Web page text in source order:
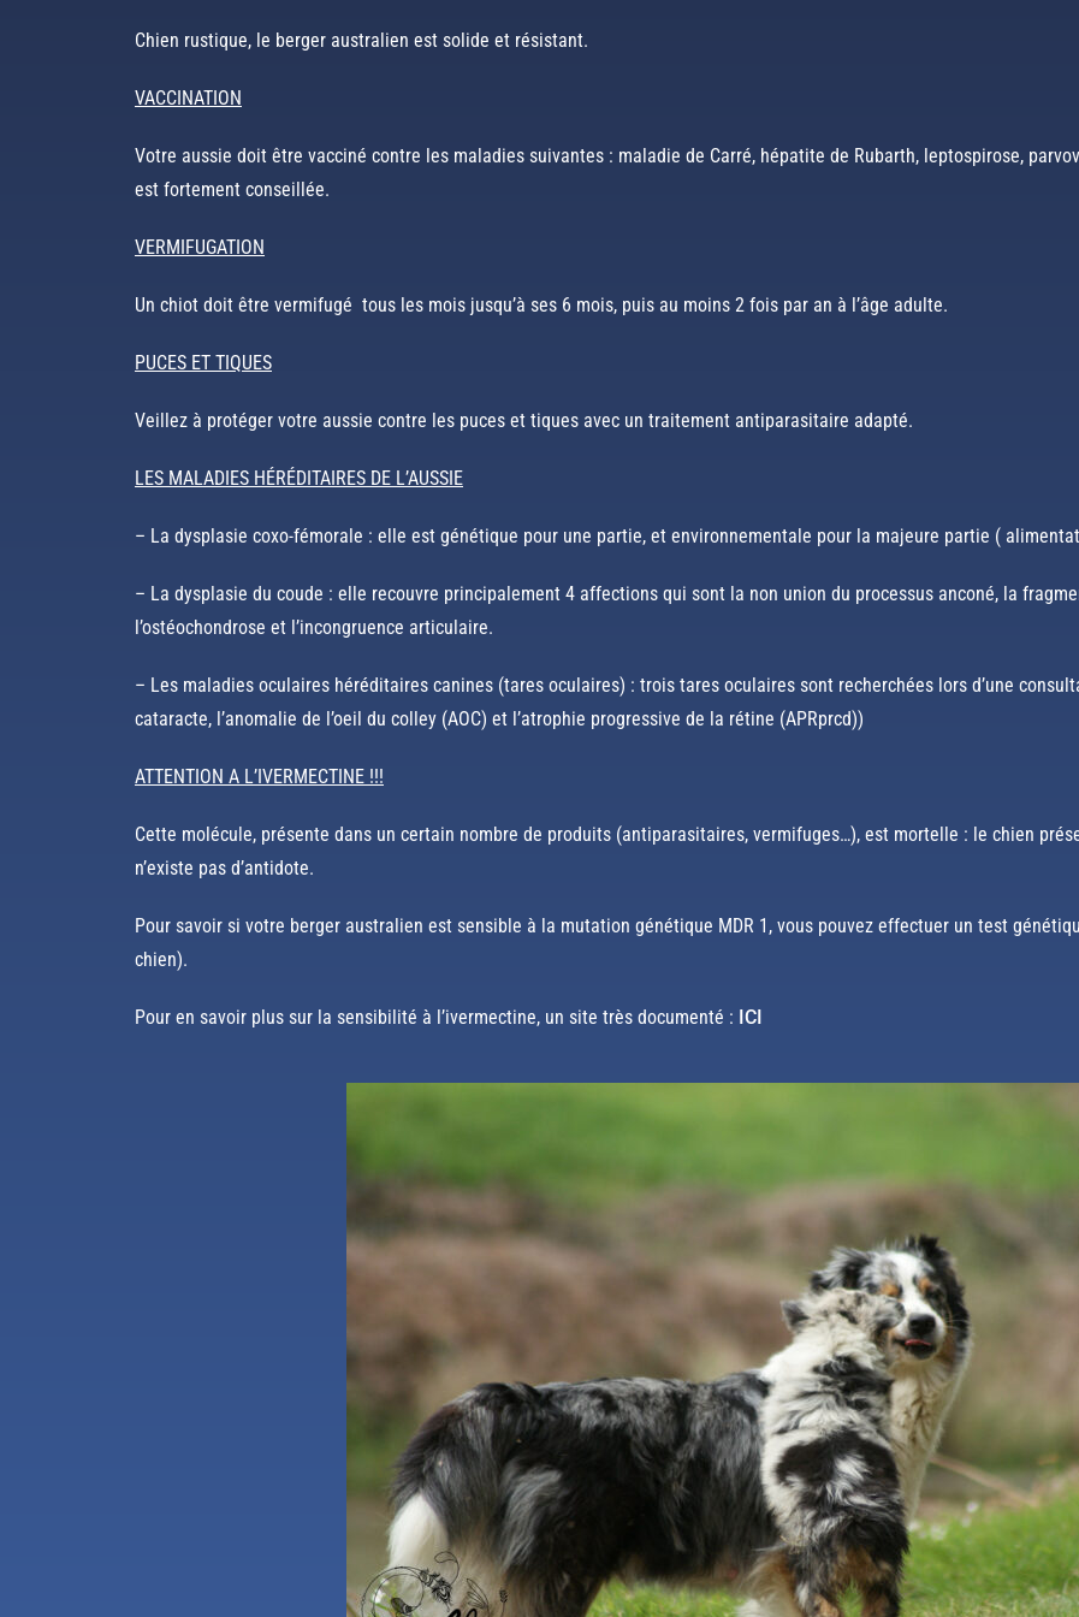
Chien rustique, le berger australien est solide et résistant.
VACCINATION
Votre aussie doit être vacciné contre les maladies suivantes : maladie de Carré, hépatite de Rubarth, leptospirose,
est fortement conseillée.
VERMIFUGATION
Un chiot doit être vermifugé tous les mois jusqu’à ses 6 mois, puis au moins 2 fois par an à l’âge adulte.
PUCES ET TIQUES
Veillez à protéger votre aussie contre les puces et tiques avec un traitement antiparasitaire adapté.
LES MALADIES HÉRÉDITAIRES DE L’AUSSIE
– La dysplasie coxo-fémorale : elle est génétique pour une partie, et environnementale pour la majeure partie (
– La dysplasie du coude : elle recouvre principalement 4 affections qui sont la non union du processus anconé, la
l’ostéochondrose et l’incongruence articulaire.
– Les maladies oculaires héréditaires canines (tares oculaires) : trois tares oculaires sont recherchées lors d’une
cataracte, l’anomalie de l’oeil du colley (AOC) et l’atrophie progressive de la rétine (APRprcd))
ATTENTION A L’IVERMECTINE !!!
Cette molécule, présente dans un certain nombre de produits (antiparasitaires, vermifuges…), est mortelle : le chien
n’existe pas d’antidote.
Pour savoir si votre berger australien est sensible à la mutation génétique MDR 1, vous pouvez effectuer un test
chien).
Pour en savoir plus sur la sensibilité à l’ivermectine, un site très documenté : ICI